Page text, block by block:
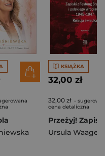
KSIĄŻKA
32,00 zł
32,00 zł -
cena detaliczna
Ursula Waage